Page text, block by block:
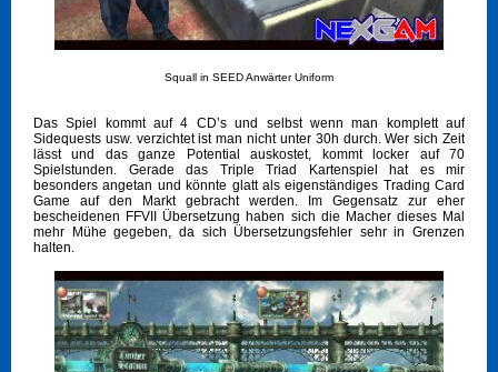
Squall in SEED Anwärter Uniform
Das Spiel kommt auf 4 CD’s und selbst wenn man komplett auf
Sidequests usw. verzichtet ist man nicht unter 30h durch. Wer sich Zeit
lässt und das ganze Potential auskostet, kommt locker auf 70
Spielstunden. Gerade das Triple Triad Kartenspiel hat es mir
besonders angetan und könnte glatt als eigenständiges Trading Card
Game auf den Markt gebracht werden. Im Gegensatz zur eher
bescheidenen FFVII Übersetzung haben sich die Macher dieses Mal
mehr Mühe gegeben, da sich Übersetzungsfehler sehr in Grenzen
halten.